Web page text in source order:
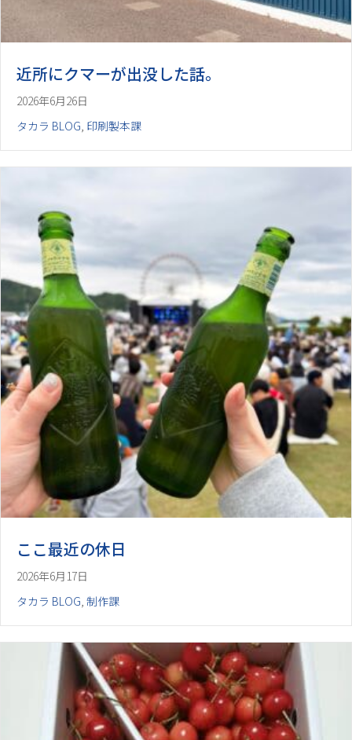
近所にクマーが出没した話。
2026年6月26日
タカラ BLOG 印刷製本課
ここ最近の休日
2026年6月17日
タカラ BLOG 制作課